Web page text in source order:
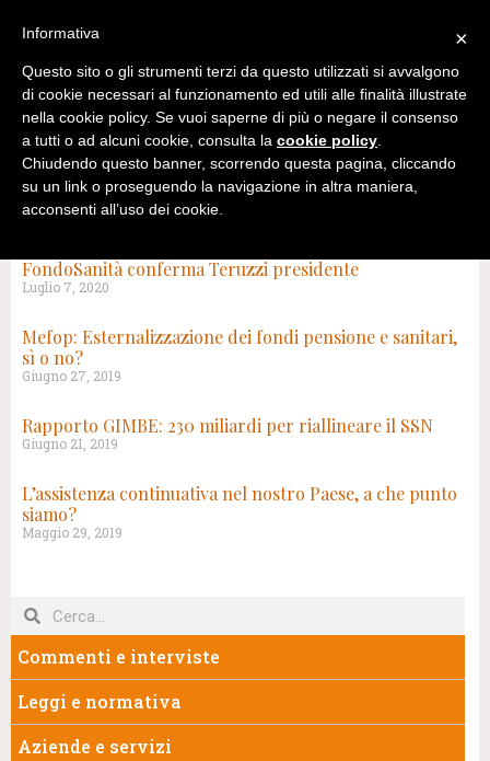
FondoSanità conferma Teruzzi presidente
Luglio 7, 2020
Mefop: Esternalizzazione dei fondi pensione e sanitari,
sì o no?
Giugno 27, 2019
Rapporto GIMBE: 230 miliardi per riallineare il SSN
Giugno 21, 2019
L’assistenza continuativa nel nostro Paese, a che punto
siamo?
Maggio 29, 2019
Commenti e interviste
Leggi e normativa
Aziende e servizi
×
Informativa
Questo sito o gli strumenti terzi da questo utilizzati si avvalgono
di cookie necessari al funzionamento ed utili alle finalità illustrate
nella cookie policy. Se vuoi saperne di più o negare il consenso
a tutti o ad alcuni cookie, consulta la cookie policy.
Chiudendo questo banner, scorrendo questa pagina, cliccando
su un link o proseguendo la navigazione in altra maniera,
acconsenti all’uso dei cookie.